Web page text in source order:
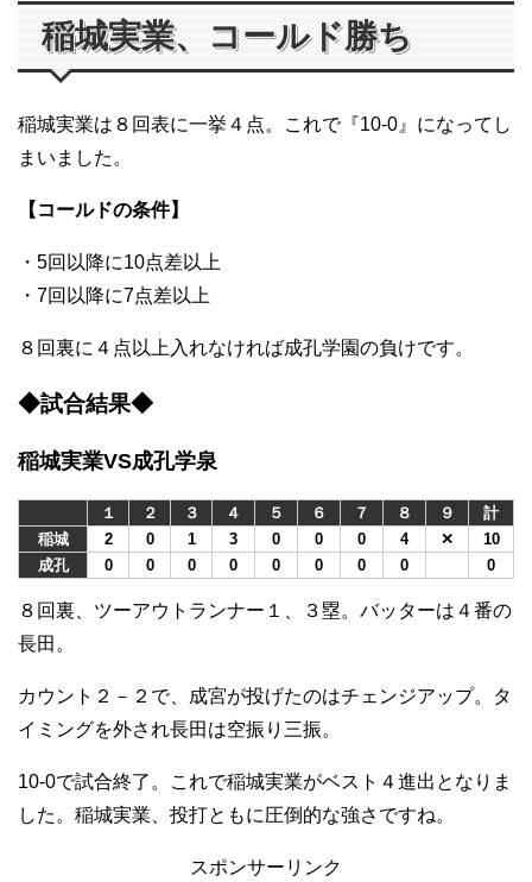
稲城実業、コールド勝ち
稲城実業は８回表に一挙４点。これで『10-0』になってし
まいました。
【コールドの条件】
・5回以降に10点差以上
・7回以降に7点差以上
８回裏に４点以上入れなければ成孔学園の負けです。
◆試合結果◆
稲城実業VS成孔学泉
１ ２ ３ ４ ５ ６ ７ ８ ９
計
稲城
2 0 1 3 0 0 0 4 ✕
10
成孔
0 0 0 0 0 0 0 0 0
８回裏、ツーアウトランナー１、３塁。バッターは４番の
長田。
カウント２－２で、成宮が投げたのはチェンジアップ。タ
イミングを外され長田は空振り三振。
10-0で試合終了。これで稲城実業がベスト４進出となりま
した。稲城実業、投打ともに圧倒的な強さですね。
スポンサーリンク